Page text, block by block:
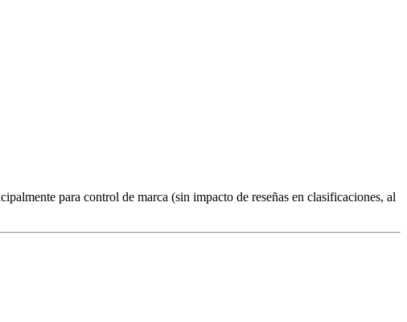
para control de marca (sin impacto de reseñas en clasificaciones, al